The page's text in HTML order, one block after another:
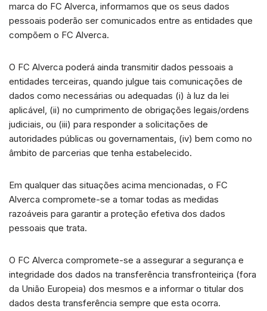
marca do FC Alverca, informamos que os seus dados
pessoais poderão ser comunicados entre as entidades que
compõem o FC Alverca.
O FC Alverca poderá ainda transmitir dados pessoais a
entidades terceiras, quando julgue tais comunicações de
dados como necessárias ou adequadas (i) à luz da lei
aplicável, (ii) no cumprimento de obrigações legais/ordens
judiciais, ou (iii) para responder a solicitações de
autoridades públicas ou governamentais, (iv) bem como no
âmbito de parcerias que tenha estabelecido.
Em qualquer das situações acima mencionadas, o FC
Alverca compromete-se a tomar todas as medidas
razoáveis para garantir a proteção efetiva dos dados
pessoais que trata.
O FC Alverca compromete-se a assegurar a segurança e
integridade dos dados na transferência transfronteiriça (fora
da União Europeia) dos mesmos e a informar o titular dos
dados desta transferência sempre que esta ocorra.